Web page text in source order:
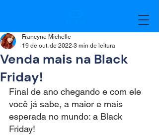
Venda mais na Black
Friday!
Francyne Michelle
19 de out. de 2022 3 min de leitura
Final de ano chegando e com ele
você já sabe, a maior e mais
esperada no mundo: a Black
Friday!